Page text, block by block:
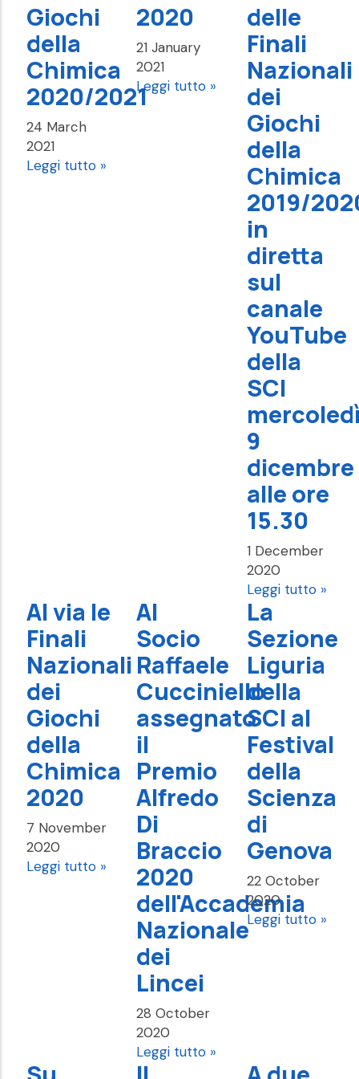
Giochi
della
Chimica
2020/2021
24 March
2021
Leggi tutto »
2020
21 January
2021
Leggi tutto »
delle
Finali
Nazionali
dei
Giochi
della
Chimica
2019/
in
diretta
sul
canale
YouTube
della
SCI
9
dicembre
alle ore
15.30
1 December
2020
Leggi tutto »
Al via le
Finali
Nazionali
dei
Giochi
della
Chimica
2020
7 November
2020
Leggi tutto »
Al
Socio
Raffaele
Cucciniello
assegnato
il
Premio
Alfredo
Di
Braccio
2020
dell'Accademia
Nazionale
dei
Lincei
28 October
2020
Leggi tutto »
La
Sezione
Liguria
della
SCI al
Festival
della
Scienza
di
Genova
22 October
2020
Leggi tutto »